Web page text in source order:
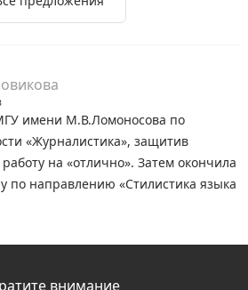
имени М.В.Ломоносова по
«Журналистика», защитив
на «отлично». Затем окончила
по направлению «Стилистика языка
внимание